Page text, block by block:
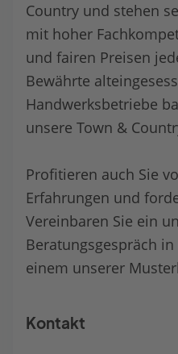
Country und stehen
mit hoher
und fairen Preisen
Bewährte
Handwerksbetriebe
unsere Town &
Profitieren auch Sie
Erfahrungen und
Vereinbaren Sie ein
Beratungsgespräch
einem unserer
Kontakt